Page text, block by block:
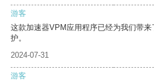
游客
这款加速器VPM应用程序已经为我们带
护。
2024-07-31
游客